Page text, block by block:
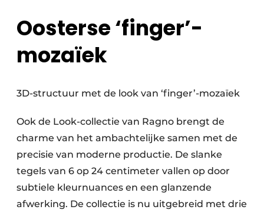
Oosterse ‘finger’-
mozaïek
3D-structuur met de look van ‘finger’-mozaïek
Ook de Look-collectie van Ragno brengt de
charme van het ambachtelijke samen met de
precisie van moderne productie. De slanke
tegels van 6 op 24 centimeter vallen op door
subtiele kleurnuances en een glanzende
afwerking. De collectie is nu uitgebreid met drie